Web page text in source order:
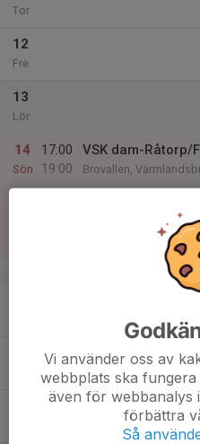
Tor
12
Fre
13
Lör
14
Sön
17:00
19:00
VSK dam-Råtorp/
Brovallen,
Div 4 södra damer
Brovallen,
Vi använder oss av
webbplats ska
även för webbanalys
förbättra
Så